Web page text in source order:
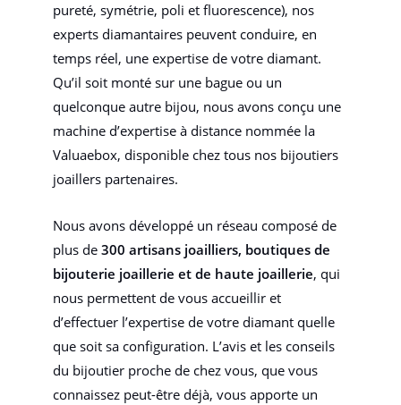
pureté, symétrie, poli et fluorescence), nos
experts diamantaires peuvent conduire, en
temps réel, une expertise de votre diamant.
Qu’il soit monté sur une bague ou un
quelconque autre bijou, nous avons conçu une
machine d’expertise à distance nommée la
Valuaebox, disponible chez tous nos bijoutiers
joaillers partenaires.
Nous avons développé un réseau composé de
plus de 300 artisans joailliers, boutiques de
bijouterie joaillerie et de haute joaillerie, qui
nous permettent de vous accueillir et
d’effectuer l’expertise de votre diamant quelle
que soit sa configuration. L’avis et les conseils
du bijoutier proche de chez vous, que vous
connaissez peut-être déjà, vous apporte un